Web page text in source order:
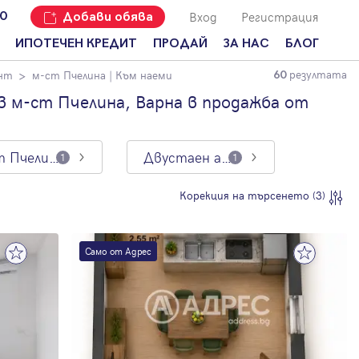
Добави обява Вход Регистрация
ИПОТЕЧЕН КРЕДИТ ПРОДАЙ
Добави
имот с
Адрес?
ЗА НАС
Наши офиси
Кариери
Кои сме ние?
Мениджмънт
Address Run
Франчайз
Често
задавани
въпроси
БЛОГ
За продавачи
За купувачи
Ипотечно
наемодатели
наематели
Анализ на
пазара
Новини
м-ст Пчелина | Към наеми 60резултата
ст Пчелина, Варна в продажба от
м-ст Пчелина1 Двустаен апартамент1
Корекция на търсенето (3)
Само от Адрес